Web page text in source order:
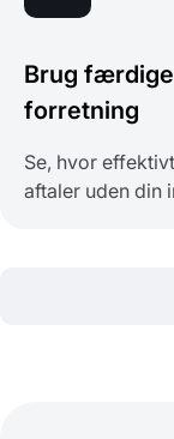
Brug
forretning
Se, hvor
aftaler uden din